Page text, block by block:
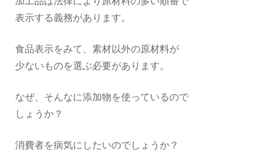
表示する義務があります。
食品表示をみて、素材以外の原材料が
少ないものを選ぶ必要があります。
なぜ、そんなに添加物を使っているので
しょうか？
消費者を病気にしたいのでしょうか？